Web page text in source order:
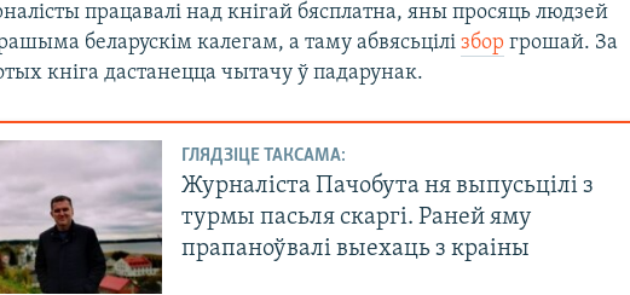
працавалі над кнігай бясплатна, яны просяць людзей
беларускім калегам, а таму абвясьцілізбор грошай. За
кніга дастанецца чытачу ў падарунак.
ГЛЯДЗІЦЕ ТАКСАМА:
Журналіста Пачобута ня выпусьцілі з
турмы пасьля скаргі. Раней яму
прапаноўвалі выехаць з краіны